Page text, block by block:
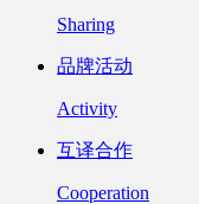
Sharing
品牌活动
Activity
互译合作
Cooperation